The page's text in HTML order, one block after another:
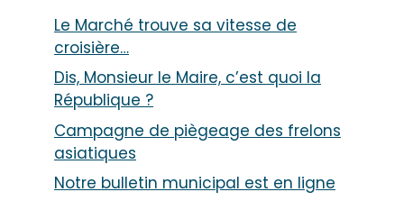
Le Marché trouve sa vitesse de
croisière…
Dis, Monsieur le Maire, c’est quoi la
République ?
Campagne de piègeage des frelons
asiatiques
Notre bulletin municipal est en ligne